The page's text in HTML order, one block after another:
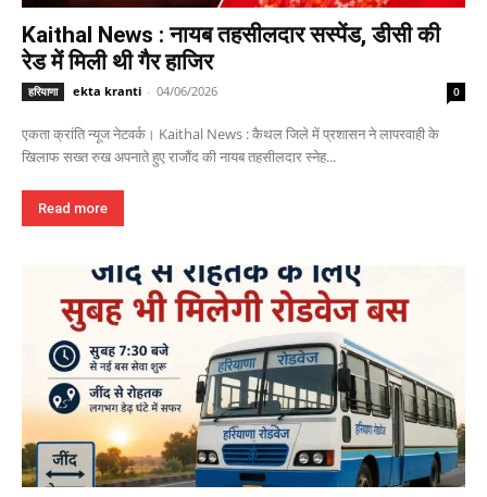
Kaithal News : नायब तहसीलदार सस्पेंड, डीसी की
रेड में मिली थी गैर हाजिर
हरियाणा ekta kranti - 04/06/2026 0
एकता क्रांति न्यूज नेटवर्क। Kaithal News : कैथल जिले में प्रशासन ने लापरवाही के
खिलाफ सख्त रुख अपनाते हुए राजौंद की नायब तहसीलदार स्नेह...
Read more